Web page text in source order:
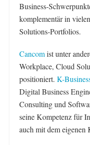
Business-
komplementär in
Solutions-Portfolios.
Cancomist unter
Workplace, Cloud
positioniert. K-
Digital Business
Consulting und
seine Kompetenz für
auch mit dem eigenen